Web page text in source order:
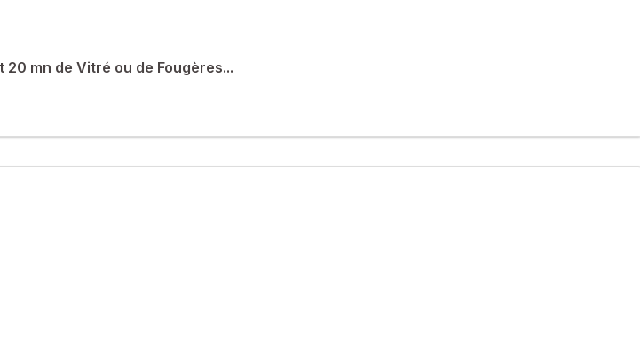
mn de Vitré ou de Fougères...
de vie calme et verdoyant
séduira dès le premier regard.
des parents ou offrir une chambre d'amis en toute indépendance. Un grand double garage avec
une seconde salle d'eau et des WC — un étage conçu pour que chacun trouve son espace et
quotidien, tandis que le poêle à bois apporte cette chaleur douce et chaleureuse que l'on aime